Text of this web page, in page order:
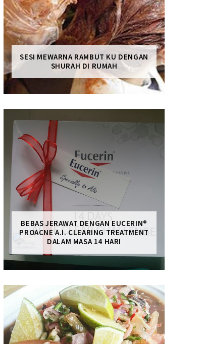
SESI MEWARNA RAMBUT KU DENGAN
SHURAH DI RUMAH
BEBAS JERAWAT DENGAN EUCERIN®
PROACNE A.I. CLEARING TREATMENT
DALAM MASA 14 HARI